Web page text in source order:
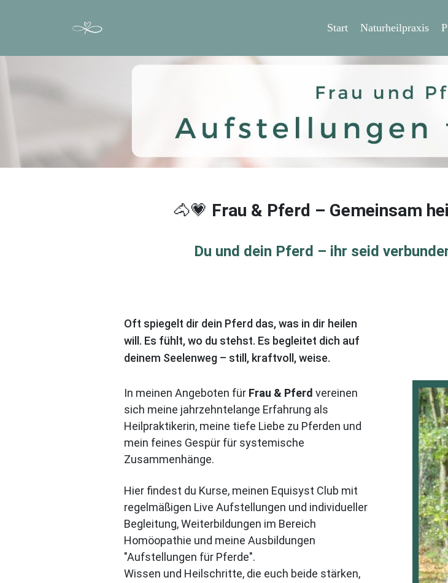
Start Naturheilpraxis
🐴💗 Frau & Pferd – Gemeinsam
Du und dein Pferd – ihr seid
Oft spiegelt dir dein Pferd das, was in dir heilen
will. Es fühlt, wo du stehst. Es begleitet dich auf
deinem Seelenweg – still, kraftvoll, weise.
In meinen Angeboten für Frau & Pferd vereinen
sich meine jahrzehntelange Erfahrung als
Heilpraktikerin, meine tiefe Liebe zu Pferden und
mein feines Gespür für systemische
Zusammenhänge.
Hier findest du Kurse, meinen Equisyst Club mit
regelmäßigen Live Aufstellungen und individueller
Begleitung, Weiterbildungen im Bereich
Homöopathie und meine Ausbildungen
"Aufstellungen für Pferde".
Wissen und Heilschritte, die euch beide stärken,